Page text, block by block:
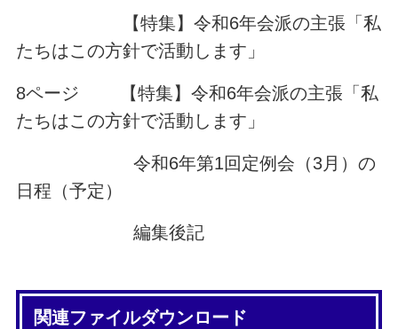
【特集】令和6年会派の主張「私
たちはこの方針で活動します」
8ページ 【特集】令和6年会派の主張「私
たちはこの方針で活動します」
令和6年第1回定例会（3月）の
日程（予定）
編集後記
関連ファイルダウンロード